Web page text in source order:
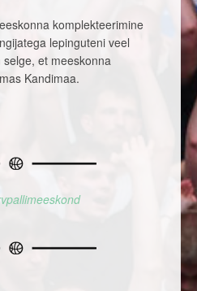
komplekteerimine
lepinguteni veel
et meeskonna
Kandimaa.